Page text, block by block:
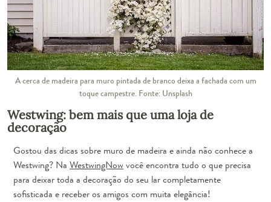
A cerca de madeira para muro pintada de branco deixa a fachada com um
toque campestre. Fonte: Unsplash
Westwing: bem mais que uma loja de
decoração
Gostou das dicas sobre muro de madeira e ainda não conhece a
Westwing? Na WestwingNow você encontra tudo o que precisa
para deixar toda a decoração do seu lar completamente
sofisticada e receber os amigos com muita elegância!